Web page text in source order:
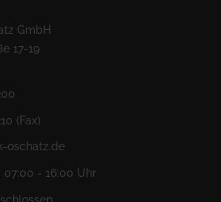
GmbH
17-19
(Fax)
oschatz.de
07:00 - 16:00 Uhr